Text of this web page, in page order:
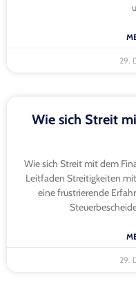
29.
Wie sich Streit
Wie sich Streit mit dem
Leitfaden Streitigkeiten
eine frustrierende
29.